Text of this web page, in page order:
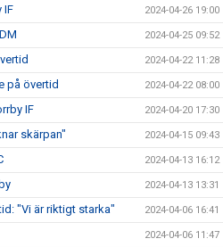
IF 2024-04-26 19:00
2024-04-25 09:52
2024-04-22 11:28
på övertid 2024-04-22 08:00
IF 2024-04-20 17:30
skärpan" 2024-04-15 09:43
2024-04-13 16:12
2024-04-13 13:31
"Vi är riktigt starka" 2024-04-06 16:41
2024-04-06 11:47